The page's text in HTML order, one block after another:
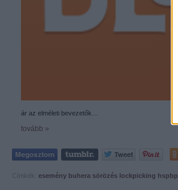
ár az elméleti bevezetők…
tovább »
Címkék: esemény buhera sörözés lockpicking hspbp